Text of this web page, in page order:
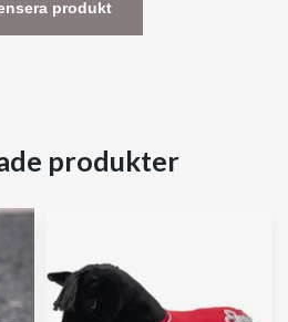
produkt
produkter